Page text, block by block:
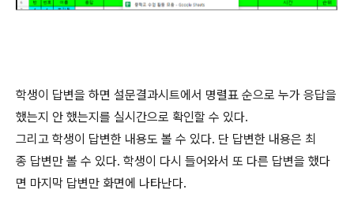
학생이 답변을 하면 설문결과시트에서 명렬표 순으로 누가 응답을
했는지 안 했는지를 실시간으로 확인할 수 있다.
그리고 학생이 답변한 내용도 볼 수 있다. 단 답변한 내용은 최
종 답변만 볼 수 있다. 학생이 다시 들어와서 또 다른 답변을 했다
면 마지막 답변만 화면에 나타난다.